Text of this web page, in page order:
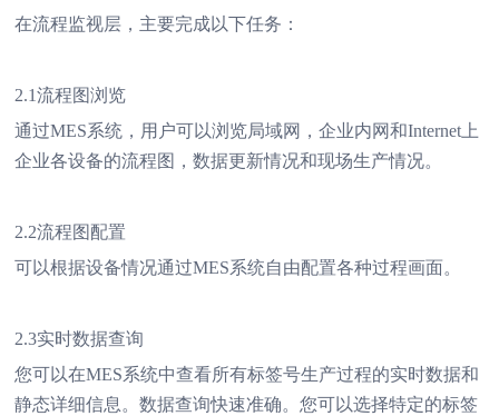
在流程监视层，主要完成以下任务：
2.1流程图浏览
通过MES系统，用户可以浏览局域网，企业内网和Internet上
企业各设备的流程图，数据更新情况和现场生产情况。
2.2流程图配置
可以根据设备情况通过MES系统自由配置各种过程画面。
2.3实时数据查询
您可以在MES系统中查看所有标签号生产过程的实时数据和
静态详细信息。数据查询快速准确。您可以选择特定的标签